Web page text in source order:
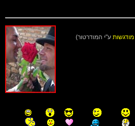
מודגשות ע"י המודרטור)